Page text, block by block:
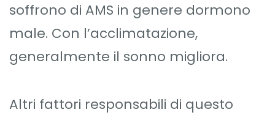
soffrono di AMS in genere dormono
male. Con l’acclimatazione,
generalmente il sonno migliora.
Altri fattori responsabili di questo